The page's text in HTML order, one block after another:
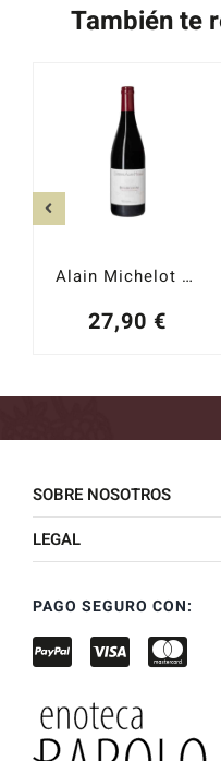
También te
Alain Michelot Bourgogne 2023
27,90 €
SOBRE NOSOTROS
LEGAL
PAGO SEGURO CON: